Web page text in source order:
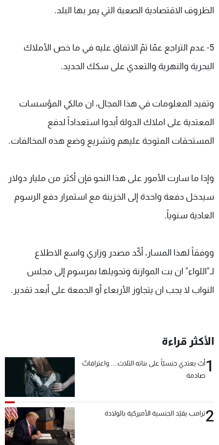
الظروف الاقتصادية الصعبة التي يمر بها البلد.
5- عدم التراجع عمّا تمّ الاتفاق عليه في ما خص الأملاك
البحرية والنهرية والتعدي على سكك الحديد.
وتفيد المعلومات في هذا المجال، ان مالكي المؤسسات
المعتدية على املاك الدولة أبدوا استعداداً لدفع
المستحقات المتوجة عليهم وتشريع وضع هذه المخالفات.
وإذا ما سارت الأمور على هذا النحو فإن أكثر من مليار دولار
سيدخل دفعة واحدة إلى الخزينة مع استمرار دفع الرسوم
العادية سنوياً.
ووفقاً لهذا المسار، أكّد مصدر وزاري واسع الاطلاع
لـ"اللواء" ان بت الموازنة وتحويلها بمرسوم إلى مجلس
النواب لا يجب ان يتجاوز الأربعاء أو الجمعة على أبعد تقدير.
الأكثر قراءة
1أبٌ يعتدي جنسيّاً على بناته الثلاث… واعترافاتٌ
صادمة
2ترامب يقيّد الجنسية الأميركية بالولادة